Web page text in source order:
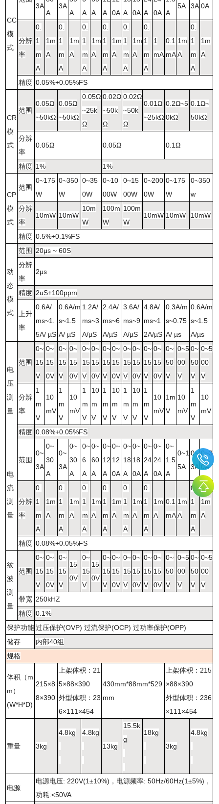
CC
模
式
3A
A
3A
A
A
A
A
0A A
0A A
0A A
5A 3A 0A
分辨
率
0.
1
m
A
1m
A
0.
1
m
A
1m
A
0.
1
m
A
1m
A
0.
1
m
A
1m
A
0.
1
m
A
1m
A
0.
1
m
A
1
mA
0.1
mA
1m
A
0.
1
m
A
1m
A
精度 0.05%+0.05%FS
CR
模
式
范围
0.05Ω
~50kΩ
0.05Ω
~50kΩ
0.05Ω
~25k
Ω
0.02Ω
~50k
Ω
0.02Ω
~50k
Ω
0.01Ω
~25kΩ
0.2Ω~5
0kΩ
0.1Ω~
50kΩ
分辨
率
0.05Ω 0.05Ω 0.1Ω
精度 1% 1%
CP
模
式
范围
0~175
W
0~350
W
0~35
0W
0~10
00W
0~15
00W
0~200
0W
0~175
W
0~350
w
分辨
率
10mW 10mW
10m
W
100m
W
100m
W
10mW 10mW 10mW
精度 0.5%+0.1%FS
动
态
模
式
范围
20μs ~ 60S
分辨
率
2μs
精度 2uS+100ppm
上升
率
0.6A/
ms~1.
5A/ µS
0.6A/m
s~1.5
A/ µS
1.2A/
ms~3
A/µS
2.4A/
ms~6
A/µS
3.6A/
ms~9
A/µS
4.8A/
ms~1
2A/µS
0.3A/m
s~0.75
A/ µs
0.6A/m
s~1.5
A/µs
电
压
测
量
范围
0~
15
V
0~
15
0V
0~
15
V
0~
15
0V
0~
15
V
0~
15
0V
0~
15
V
0~
15
0V
0~
15
V
0~
15
0V
0~
15
V
0~
15
0V
0~
50
V
0~5
00
V
0~
50
V
0~5
00
V
分辨
率
1
m
V
10
mV
1
m
V
10
mV
1
m
V
10
m
V
1
m
V
10
m
V
1
m
V
10
m
V
1
m
V
10
mV
1m
V
10
mV
1
m
V
10
mV
精度 0.08%+0.05%FS
电
流
测
量
范围
0~
3A
0~
30
A
0~
3A
0~
30
A
0~
6
A
0~
60
A
0~
12
A
0~
12
0A
0~
18
A
0~
18
0A
0~
24
A
0~
24
0A
0~
1.5
A
0~1
5A
0~
3A
0~3
0A
分辨
率
0.
1
m
A
1m
A
0.
1
m
A
1m
A
0.
1
m
A
1m
A
0.
1
m
A
1m
A
0.
1
m
A
1m
A
0.
1
m
A
1m
A
0.1
mA
1m
A
0.
1
m
A
1m
A
精度 0.08%+0.05%FS
纹
波
测
量
范围
0~
15
V
0~
15
0V
0~
15
V
15
0V
0~
15
V
15
0V
0~
15
V
0~
15
0V
0~
15
V
0~
15
0V
0~
15
V
0~
15
0V
0~
50
V
0~5
00
V
0~
50
V
0~5
00
V
带宽 250kHZ
精度 0.1%
保护功能 过压保护(OVP)过流保护(OCP)过功率保护(OPP)
储存
内部40组
规格
体积（m
m）
(W*H*D)
215×8
8×390
上架体积： 21
5×88×390
外型体积： 23
6×111×454
430mm*88mm*529
mm
上架体积： 215
×88×390
外型体积： 236
×111×454
重量 3kg
4.8kg
4.8kg
13kg
15.5k
g
18kg
3kg
4.8kg
电源
电源电压: 220V(1±10%) ，电源频率: 50Hz/60Hz(1±5%) ，
功耗:<50VA